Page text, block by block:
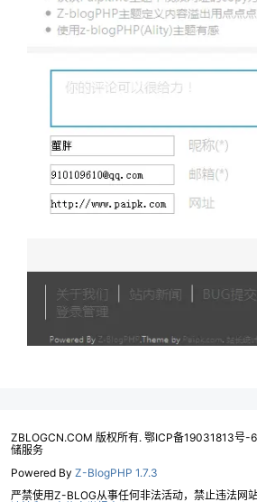
ZBLOGCN.COM 版权所有. 鄂ICP备19031813号-
储服务
Powered By Z-BlogPHP 1.7.3
严禁使用Z-BLOG从事任何非法活动，禁止违法网